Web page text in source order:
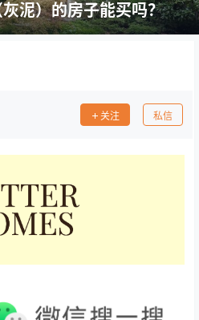
泥）的房子能买吗？
关注 私信